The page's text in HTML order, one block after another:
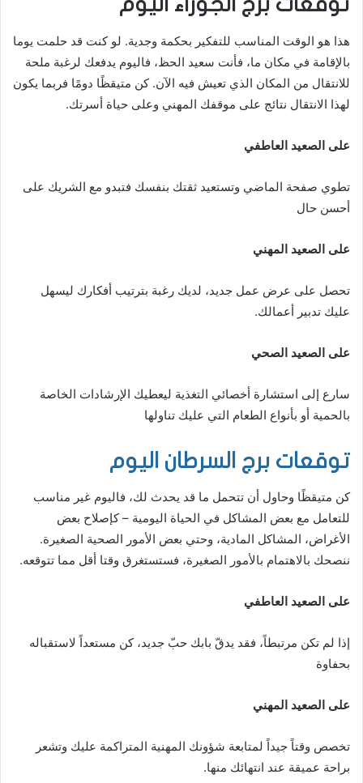
هذا هو الوقت المناسب للتفكير بحكمة وجدية. لو كنت قد حلمت يوما
بالإقامة في مكان ما، فأنت سعيد الحظ، فاليوم يدفعك لرغبة ملحة
للانتقال من المكان الذي تعيش فيه الآن. كن متيقظًا دومًا فربما يكون
لهذا الانتقال نتائج على موقفك المهني وعلى حياة أسرتك.
على الصعيد العاطفي
تطوي صفحة الماضي وتستعيد ثقتك بنفسك فتبدو مع الشريك على
أحسن حال
على الصعيد المهني
تحصل على عرض عمل جديد، لديك رغبة بترتيب أفكارك ليسهل
عليك تدبير أعمالك.
على الصعيد الصحي
سارع إلى استشارة أخصائي التغذية ليعطيك الإرشادات الخاصة
بالحمية أو بأنواع الطعام التي عليك تناولها
توقعات برج السرطان اليوم
كن متيقظًا وحاول أن تتحمل ما قد يحدث لك، فاليوم غير مناسب
للتعامل مع بعض المشاكل في الحياة اليومية – كإصلاح بعض
الأغراض، المشاكل المادية، وحتي بعض الأمور الصحية الصغيرة.
ننصحك بالاهتمام بالأمور الصغيرة، فستستغرق وقتا أقل مما تتوقعه.
على الصعيد العاطفي
إذا لم تكن مرتبطاً، فقد يدقّ بابك حبّ جديد، كن مستعداً لاستقباله
بحفاوة
على الصعيد المهني
تخصص وقتاً جيداً لمتابعة شؤونك المهنية المتراكمة عليك وتشعر
براحة عميقة عند انتهائك منها.